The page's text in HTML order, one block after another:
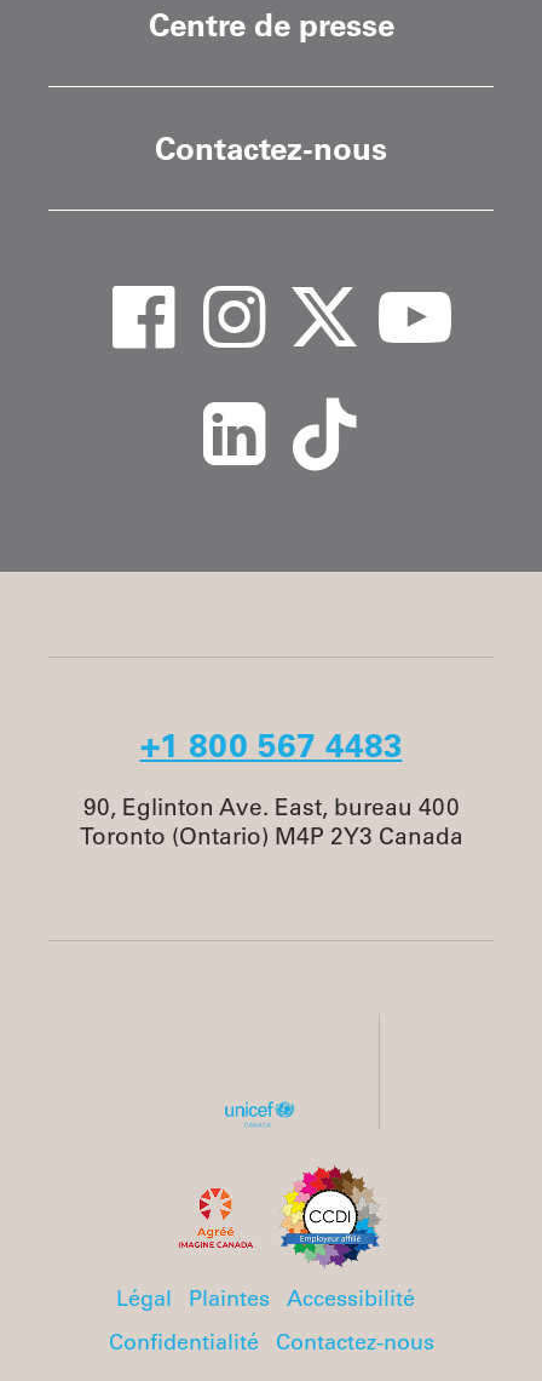
Centre de presse
Contactez-nous
+1 800 567 4483
90, Eglinton Ave. East, bureau 400
Toronto (Ontario) M4P 2Y3 Canada
Légal Plaintes
Accessibilité
Confidentialité
Contactez-nous